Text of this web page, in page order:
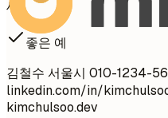
세
좋은 예
김철수 서울시 010-1234-
linkedin.com/in/
kimchulsoo.dev